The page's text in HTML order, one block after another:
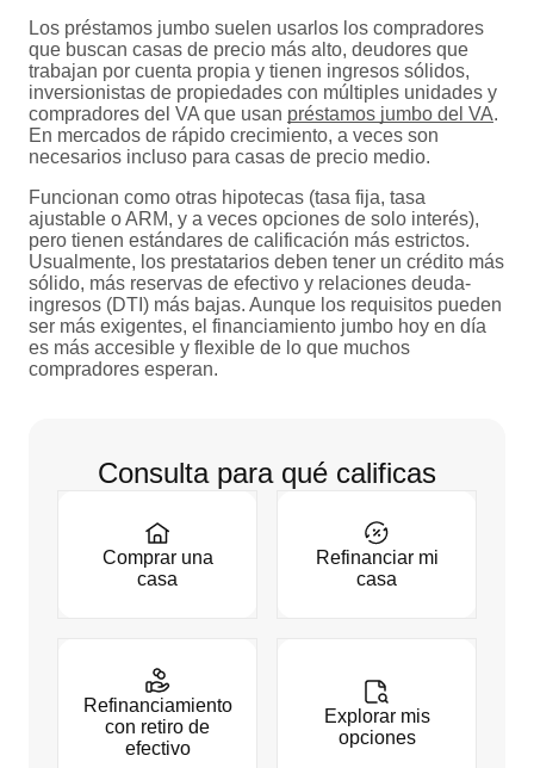
Los préstamos jumbo suelen usarlos los compradores
que buscan casas de precio más alto, deudores que
trabajan por cuenta propia y tienen ingresos sólidos,
inversionistas de propiedades con múltiples unidades y
compradores del VA que usan préstamos jumbo del VA.
En mercados de rápido crecimiento, a veces son
necesarios incluso para casas de precio medio.
Funcionan como otras hipotecas (tasa fija, tasa
ajustable o ARM, y a veces opciones de solo interés),
pero tienen estándares de calificación más estrictos.
Usualmente, los prestatarios deben tener un crédito más
sólido, más reservas de efectivo y relaciones deuda-
ingresos (DTI) más bajas. Aunque los requisitos pueden
ser más exigentes, el financiamiento jumbo hoy en día
es más accesible y flexible de lo que muchos
compradores esperan.
Consulta para qué calificas
Comprar una
casa
Refinanciar mi
casa
Refinanciamiento
con retiro de
efectivo
Explorar mis
opciones